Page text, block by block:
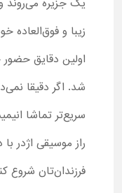
یک جزیره می‌روند و
زیبا و
اولین دقایق
شد. اگر دقیقا
سریع‌تر تماشا
راز موسیقی اژدر
فرزندان‌تان شروع